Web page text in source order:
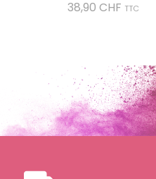
38,90 CHF Preis
TTC